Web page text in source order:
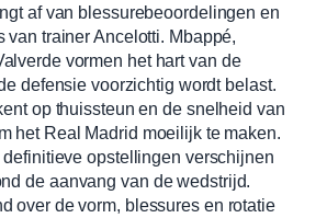
af van blessurebeoordelingen en
van trainer Ancelotti. Mbappé,
vormen het hart van de
defensie voorzichtig wordt belast.
op thuissteun en de snelheid van
het Real Madrid moeilijk te maken.
opstellingen verschijnen
de aanvang van de wedstrijd.
over de vorm, blessures en rotatie